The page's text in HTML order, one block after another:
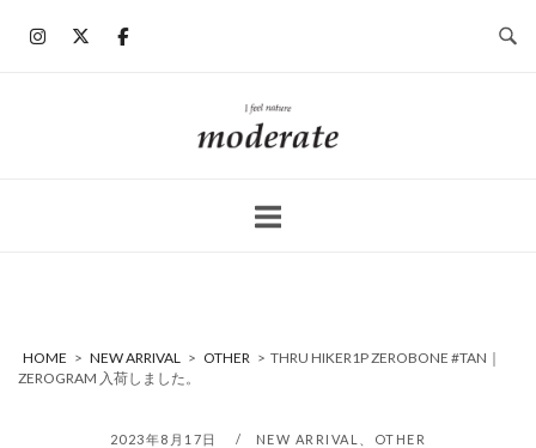
ホ
ー
HOME > NEW ARRIVAL > OTHER > THRU HIKER1P ZEROBONE #TAN｜
ZEROGRAM 入荷しました。
2023年8月17日 NEW ARRIVAL OTHER